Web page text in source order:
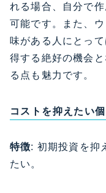
れる場合、自分で
可能です。また、
味がある人にとっ
得する絶好の機会
る点も魅力です。
コストを抑えたい
特徴: 初期投資を抑
たい。